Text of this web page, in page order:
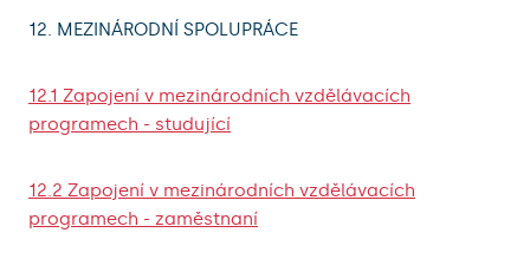
12. MEZINÁRODNÍ SPOLUPRÁCE
12.1 Zapojení v mezinárodních vzdělávacích
programech - studující
12.2 Zapojení v mezinárodních vzdělávacích
programech - zaměstnaní